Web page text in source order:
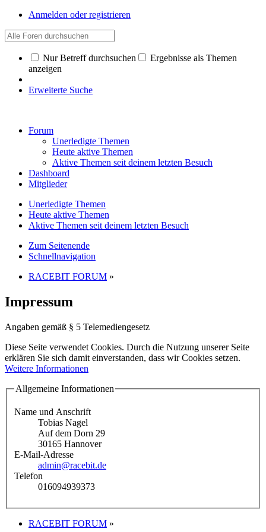
Anmelden oder registrieren
Nur Betreff durchsuchen
Ergebnisse als Themen
anzeigen
Erweiterte Suche
Forum
Unerledigte Themen
Heute aktive Themen
Aktive Themen seit deinem letzten Besuch
Dashboard
Mitglieder
Unerledigte Themen
Heute aktive Themen
Aktive Themen seit deinem letzten Besuch
Zum Seitenende
Schnellnavigation
RACEBIT FORUM »
Impressum
Angaben gemäß § 5 Telemediengesetz
Diese Seite verwendet Cookies. Durch die Nutzung unserer Seite
erklären Sie sich damit einverstanden, dass wir Cookies setzen.
Weitere Informationen
Allgemeine Informationen
Name und Anschrift
Tobias Nagel
Auf dem Dorn 29
30165 Hannover
E-Mail-Adresse
admin@racebit.de
Telefon
016094939373
RACEBIT FORUM »